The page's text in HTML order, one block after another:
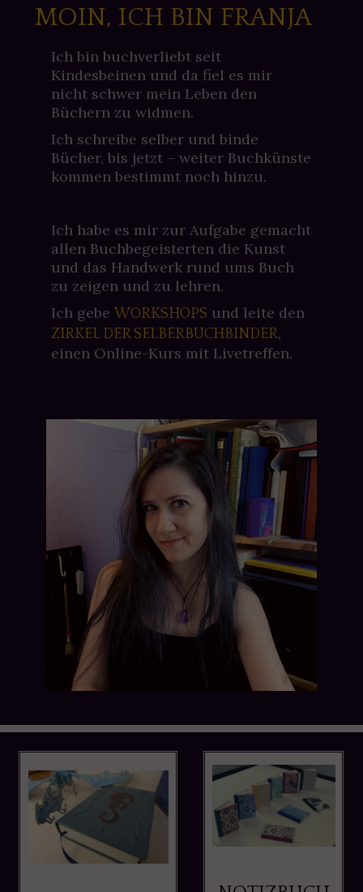
MOIN, ICH BIN FRANJA
Ich bin buchverliebt seit
Kindesbeinen und da fiel es mir
nicht schwer mein Leben den
Büchern zu widmen.
Ich schreibe selber und binde
Bücher, bis jetzt – weiter Buchkünste
kommen bestimmt noch hinzu.
Ich habe es mir zur Aufgabe gemacht
allen Buchbegeisterten die Kunst
und das Handwerk rund ums Buch
zu zeigen und zu lehren.
Ich gebeWORKSHOPS und leite den
ZIRKEL DER SELBERBUCHBINDER,
einen Online-Kurs mit Livetreffen.